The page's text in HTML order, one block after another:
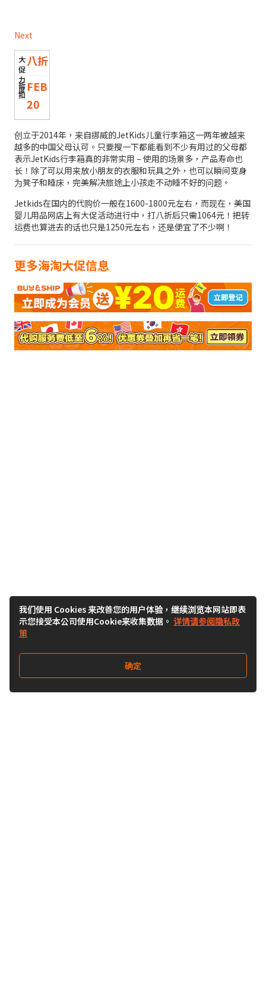
Next
八折
FEB
20
创立于2014年，来自挪威的JetKids儿童行李箱这一两年被越来
越多的中国父母认可。只要搜一下都能看到不少有用过的父母都
表示JetKids行李箱真的非常实用 – 使用的场景多，产品寿命也
长！除了可以用来放小朋友的衣服和玩具之外，也可以瞬间变身
为凳子和睡床，完美解决旅途上小孩走不动睡不好的问题。
Jetkids在国内的代购价一般在1600-1800元左右，而现在，美国
婴儿用品网店上有大促活动进行中，打八折后只需1064元！把转
运费也算进去的话也只是1250元左右，还是便宜了不少啊！
更多海淘大促信息
我们使用 Cookies 来改善您的用户体验，继续浏览本网站即表
示您接受本公司使用Cookie来收集数据。 详情请参阅隐私政
策
确定